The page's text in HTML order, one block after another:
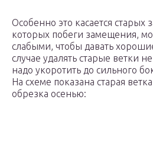
Особенно это касается старых
которых побеги замещения,
слабыми, чтобы давать
случае удалять старые ветки
надо укоротить до сильного
На схеме показана старая
обрезка осенью: